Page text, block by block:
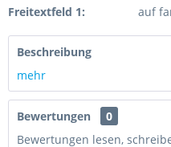
Freitextfeld 1:
auf
Beschreibung
mehr
Bewertungen
0
Bewertungen lesen,